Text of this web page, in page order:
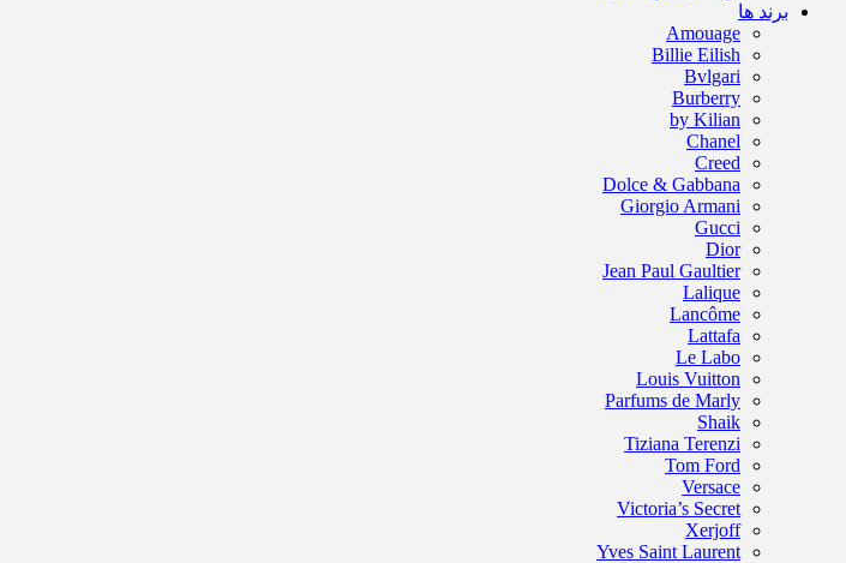
برند ها
Amouage
Billie Eilish
Bvlgari
Burberry
by Kilian
Chanel
Creed
Dolce & Gabbana
Giorgio Armani
Gucci
Dior
Jean Paul Gaultier
Lalique
Lancôme
Lattafa
Le Labo
Louis Vuitton
Parfums de Marly
Shaik
Tiziana Terenzi
Tom Ford
Versace
Victoria’s Secret
Xerjoff
Yves Saint Laurent